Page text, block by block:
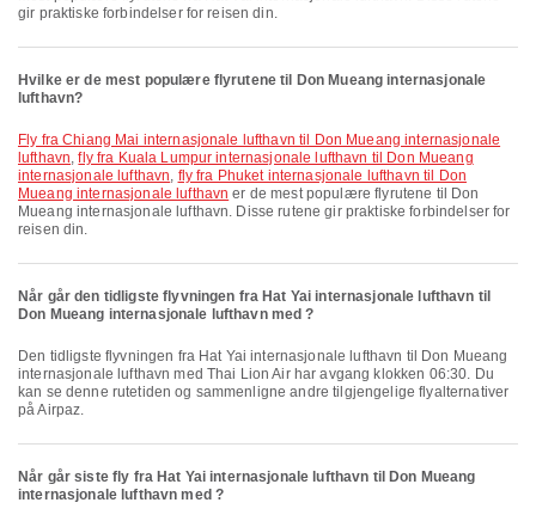
gir praktiske forbindelser for reisen din.
Hvilke er de mest populære flyrutene til Don Mueang internasjonale
lufthavn?
fly fra Chiang Mai internasjonale lufthavn til Don Mueang internasjonale
lufthavn,fly fra Kuala Lumpur internasjonale lufthavn til Don Mueang
internasjonale lufthavn, fly fra Phuket internasjonale lufthavn til Don
Mueang internasjonale lufthavn er de mest populære flyrutene til Don
Mueang internasjonale lufthavn. Disse rutene gir praktiske forbindelser for
reisen din.
Når går den tidligste flyvningen fra Hat Yai internasjonale lufthavn til
Don Mueang internasjonale lufthavn med ?
Den tidligste flyvningen fra Hat Yai internasjonale lufthavn til Don Mueang
internasjonale lufthavn med Thai Lion Air har avgang klokken 06:30. Du
kan se denne rutetiden og sammenligne andre tilgjengelige flyalternativer
på Airpaz.
Når går siste fly fra Hat Yai internasjonale lufthavn til Don Mueang
internasjonale lufthavn med ?